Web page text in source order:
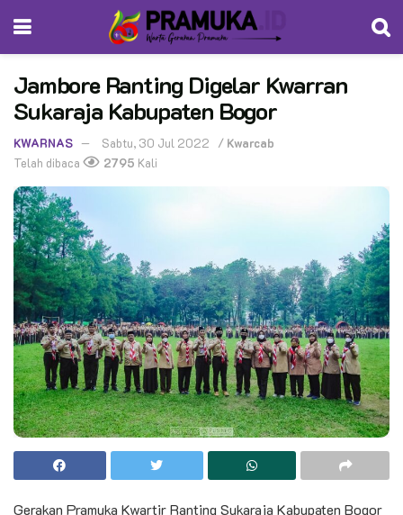
Jambore Ranting Digelar Kwarran
Sukaraja Kabupaten Bogor
KWARNAS Sabtu, 30 Jul 2022 / Kwarcab
Telah dibaca
2795 Kali
Gerakan Pramuka Kwartir Ranting Sukaraja Kabupaten Bogor